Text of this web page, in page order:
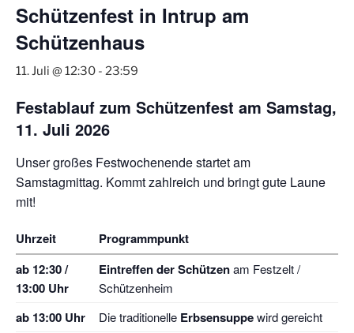
Schützenfest in Intrup am
Schützenhaus
11. Juli @ 12:30 - 23:59
Festablauf zum Schützenfest am Samstag,
11. Juli 2026
Unser großes Festwochenende startet am
Samstagmittag. Kommt zahlreich und bringt gute Laune
mit!
Uhrzeit
Programmpunkt
ab 12:30 /
13:00 Uhr
Eintreffen der Schützenam Festzelt /
Schützenheim
ab 13:00 Uhr Die traditionelle Erbsensuppewird gereicht